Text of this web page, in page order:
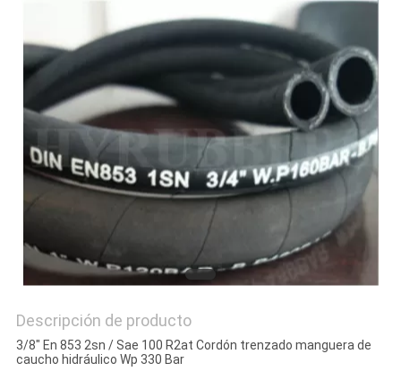
Descripción de producto
3/8" En 853 2sn / Sae 100 R2at Cordón trenzado manguera de
caucho hidráulico Wp 330 Bar